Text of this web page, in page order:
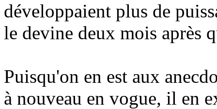
développaient plus de
le devine deux mois après
Puisqu'on en est aux
à nouveau en vogue, il en